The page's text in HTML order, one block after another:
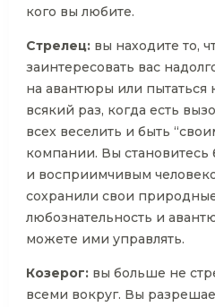
кого вы любите.
Стрелец: вы находите то,
заинтересовать вас
на авантюры или пытаться
всякий раз, когда есть
всех веселить и быть
компании. Вы становитесь
и восприимчивым
сохранили свои природные
любознательность и
можете ими управлять.
Козерог: вы больше не
всеми вокруг. Вы